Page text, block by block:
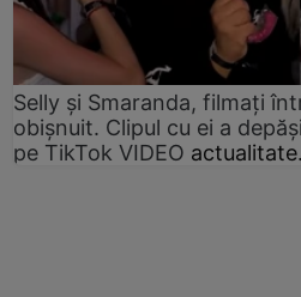
Selly și Smaranda, filmați
obișnuit. Clipul cu ei a
pe TikTok VIDEO